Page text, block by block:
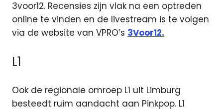
3voor12. Recensies zijn vlak na een optreden
online te vinden en de livestream is te volgen
via de website van VPRO’s 3Voor12.
L1
Ook de regionale omroep L1 uit Limburg
besteedt ruim aandacht aan Pinkpop. ​​L1